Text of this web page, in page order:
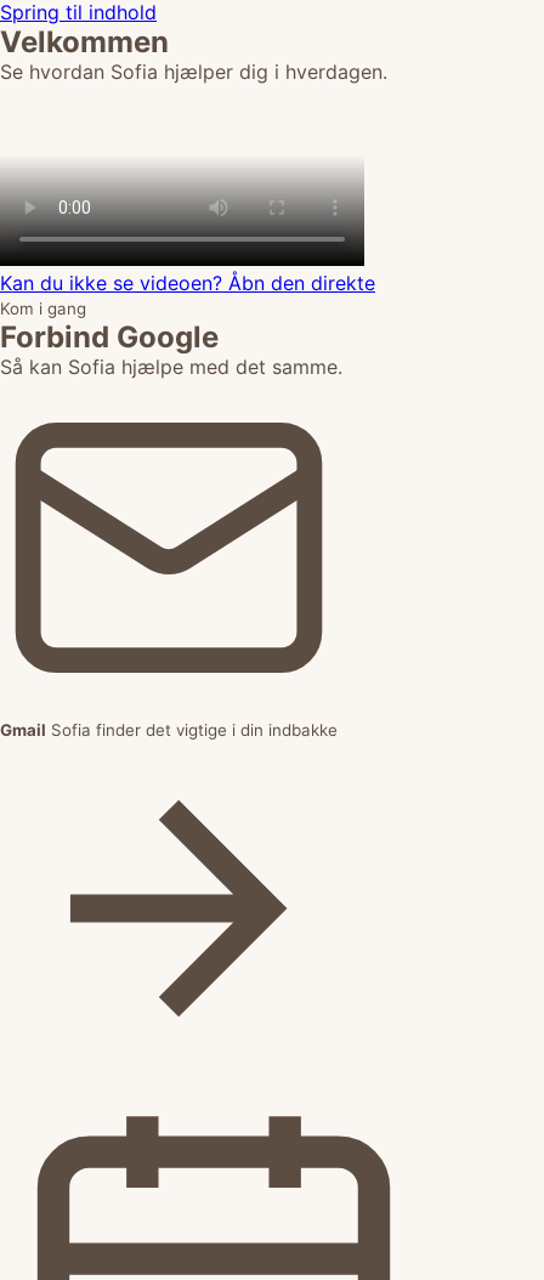
Spring til indhold
Velkommen
Se hvordan Sofia hjælper dig i hverdagen.
Kan du ikke se videoen? Åbn den direkte
Kom i gang
Forbind Google
Så kan Sofia hjælpe med det samme.
Gmail Sofia finder det vigtige i din indbakke